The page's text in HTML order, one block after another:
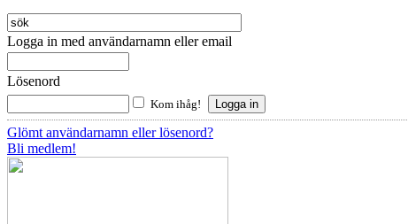
Logga in med användarnamn eller email
Lösenord
Kom ihåg!
Glömt användarnamn eller lösenord?
Bli medlem!